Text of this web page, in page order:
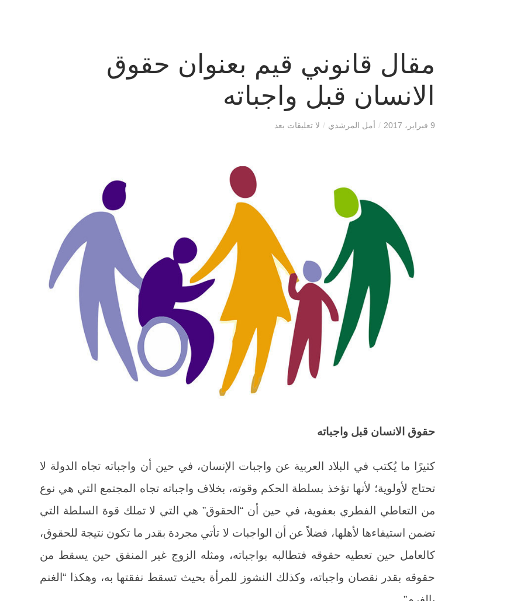
مقال قانوني قيم بعنوان حقوق
الانسان قبل واجباته
9 فبراير، 2017 / أمل المرشدي / لا تعليقات بعد
حقوق الانسان قبل واجباته
كثيرًا ما يُكتب في البلاد العربية عن واجبات الإنسان، في حين أن واجباته تجاه الدولة لا
تحتاج لأولوية؛ لأنها تؤخذ بسلطة الحكم وقوته، بخلاف واجباته تجاه المجتمع التي هي نوع
من التعاطي الفطري بعفوية، في حين أن “الحقوق” هي التي لا تملك قوة السلطة التي
تضمن استيفاءها لأهلها، فضلاً عن أن الواجبات لا تأتي مجردة بقدر ما تكون نتيجة للحقوق،
كالعامل حين تعطيه حقوقه فتطالبه بواجباته، ومثله الزوج غير المنفق حين يسقط من
حقوقه بقدر نقصان واجباته، وكذلك النشوز للمرأة بحيث تسقط نفقتها به، وهكذا “الغنم